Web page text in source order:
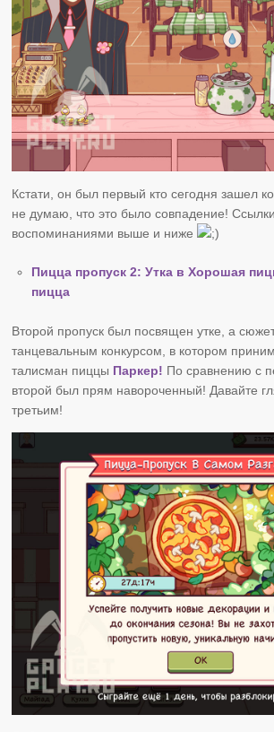
Кстати, он был первый кто сегодня зашел
не думаю, что это было совпадение!
воспоминаниями выше и ниже
Пицца пропуск 2: Утка в Хорошая
пицца
Второй пропуск был посвящен утке, а
танцевальным конкурсом, в котором
талисман пиццы Паркер! По сравнению с
второй был прям навороченный! Давайте
третьим!